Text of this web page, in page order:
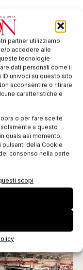
partner utilizziamo
o accedere alle
tecnologie
dati personali come il
univoci su questo sito
acconsentire o ritirare
caratteristiche e
o per fare scelte
a questo
qualsiasi momento,
della Cookie
consenso nella parte
scopi